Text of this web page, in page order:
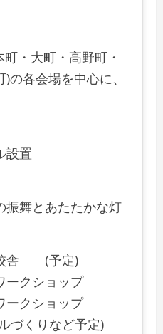
・大町・高野町・
の各会場を中心に、
設置
振舞とあたたかな灯
校舎 (予定)
クショップ
クショップ
くりなど予定)